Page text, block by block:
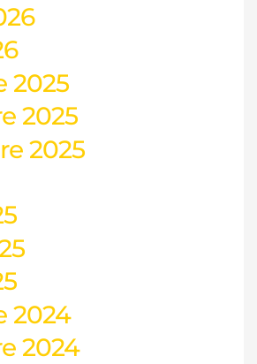
2025
2025
2025
2024
2024